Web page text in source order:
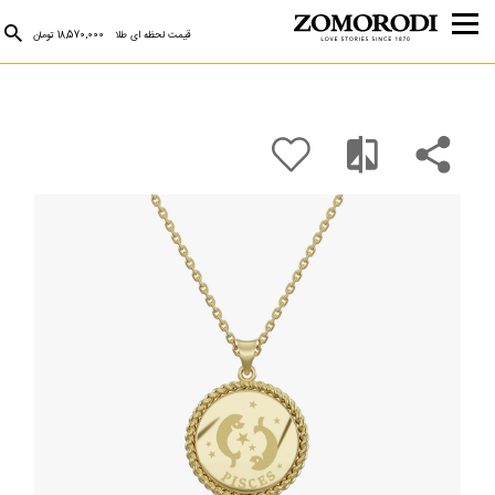
قیمت لحظه ای طلا 18,570,000 تومان